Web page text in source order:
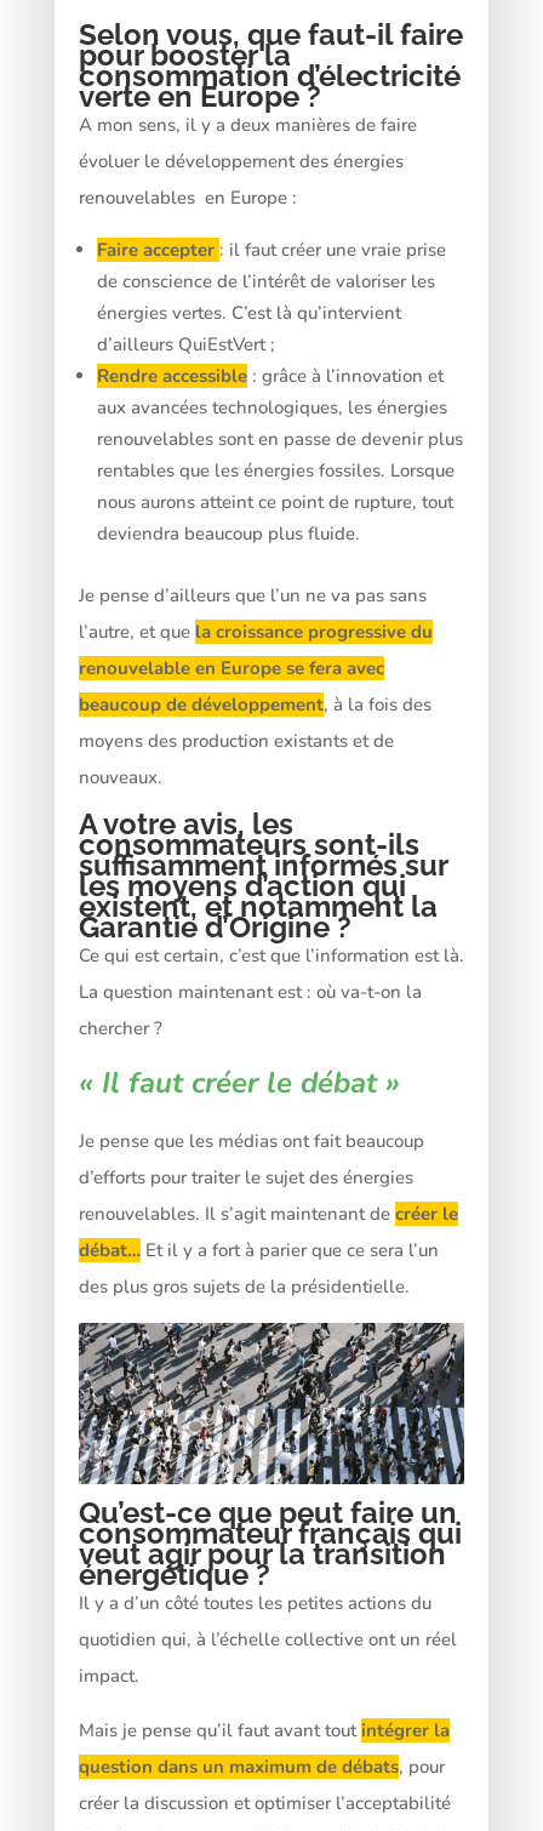
Selon vous, que faut-il faire
pour booster la
consommation d’électricité
verte en Europe ?
A mon sens, il y a deux manières de faire
évoluer le développement des énergies
renouvelables en Europe :
Faire accepter : il faut créer une vraie prise
de conscience de l’intérêt de valoriser les
énergies vertes. C’est là qu’intervient
d’ailleurs QuiEstVert ;
Rendre accessible: grâce à l’innovation et
aux avancées technologiques, les énergies
renouvelables sont en passe de devenir plus
rentables que les énergies fossiles. Lorsque
nous aurons atteint ce point de rupture, tout
deviendra beaucoup plus fluide.
Je pense d’ailleurs que l’un ne va pas sans
l’autre, et que la croissance progressive du
renouvelable en Europe se fera avec
beaucoup de développement, à la fois des
moyens des production existants et de
nouveaux.
A votre avis, les
consommateurs sont-ils
suffisamment informés sur
les moyens d’action qui
existent, et notamment la
Garantie d’Origine ?
Ce qui est certain, c’est que l’information est là.
La question maintenant est : où va-t-on la
chercher ?
« Il faut créer le débat »
Je pense que les médias ont fait beaucoup
d’efforts pour traiter le sujet des énergies
renouvelables. Il s’agit maintenant de créer le
débat…Et il y a fort à parier que ce sera l’un
des plus gros sujets de la présidentielle.
Qu’est-ce que peut faire un
consommateur français qui
veut agir pour la transition
énergétique ?
Il y a d’un côté toutes les petites actions du
quotidien qui, à l’échelle collective ont un réel
impact.
Mais je pense qu’il faut avant tout intégrer la
question dans un maximum de débats, pour
créer la discussion et optimiser l’acceptabilité